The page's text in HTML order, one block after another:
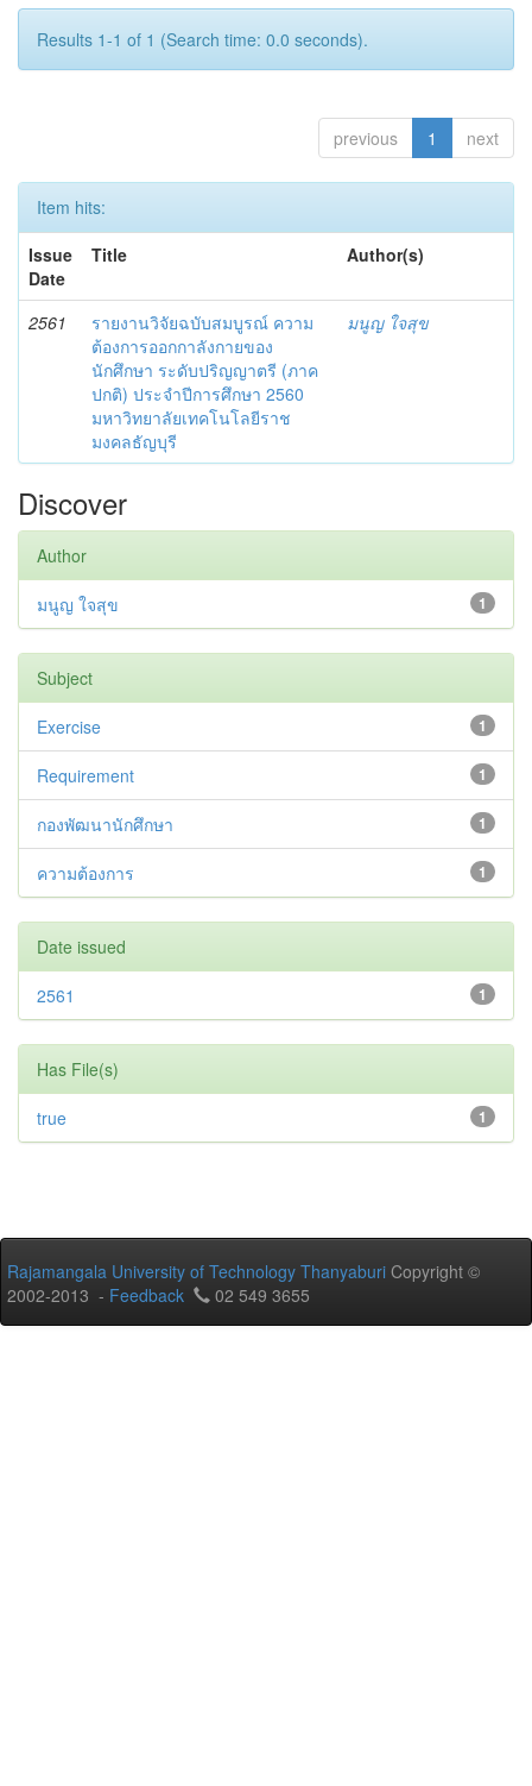
Results 1-1 of 1 (Search time: 0.0 seconds).
previous 1 next
Item hits:
Issue
Date
Title Author(s)
2561
รายงานวิจัยฉบับสมบูรณ์ ความ
ต้องการออกกาลังกายของ
นักศึกษา ระดับปริญญาตรี (ภาค
ปกติ) ประจำปีการศึกษา 2560
มหาวิทยาลัยเทคโนโลยีราช
มงคลธัญบุรี
มนูญ ใจสุข
Discover
Author
1
มนูญ ใจสุข
Subject
1
Exercise
1
Requirement
1
กองพัฒนานักศึกษา
1
ความต้องการ
Date issued
1
2561
Has File(s)
1
true
Rajamangala University of Technology Thanyaburi Copyright ©
2002-2013 - Feedback 02 549 3655